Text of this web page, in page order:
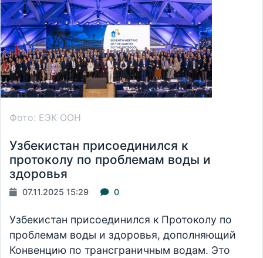
Фото: ЕЭК ООН
Узбекистан присоединился к
протоколу по проблемам воды и
здоровья
07.11.2025 15:29 0
Узбекистан присоединился к Протоколу по
проблемам воды и здоровья, дополняющий
Конвенцию по трансграничным водам. Это